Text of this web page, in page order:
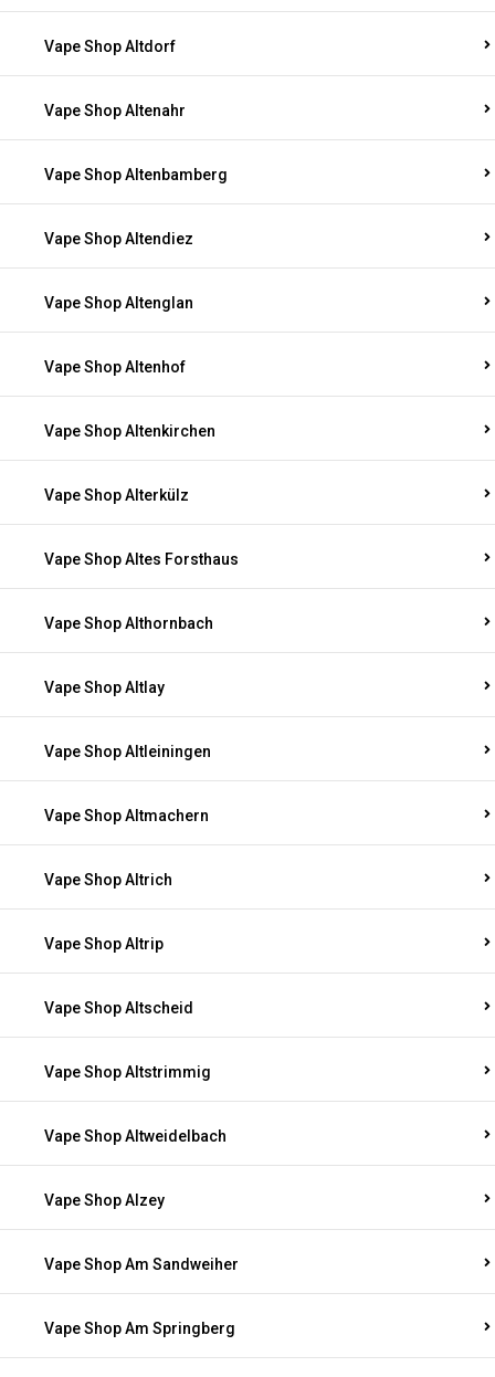
Vape Shop Altdorf
Vape Shop Altenahr
Vape Shop Altenbamberg
Vape Shop Altendiez
Vape Shop Altenglan
Vape Shop Altenhof
Vape Shop Altenkirchen
Vape Shop Alterkülz
Vape Shop Altes Forsthaus
Vape Shop Althornbach
Vape Shop Altlay
Vape Shop Altleiningen
Vape Shop Altmachern
Vape Shop Altrich
Vape Shop Altrip
Vape Shop Altscheid
Vape Shop Altstrimmig
Vape Shop Altweidelbach
Vape Shop Alzey
Vape Shop Am Sandweiher
Vape Shop Am Springberg